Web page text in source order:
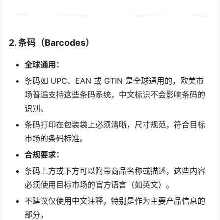
2. 条码（Barcodes）
全球通用：
条码如 UPC、EAN 或 GTIN 是全球通用的，欧美市
场普遍支持这些条码系统，中文标识不会影响条码的
识别。
条码打印在包装袋上必须清晰，尺寸规范，符合目标
市场的条码标准。
合规要求：
条码上方或下方可以附带商品名称或描述，这些内容
必须使用目标市场的官方语言（如英文）。
不建议仅使用中文注释，特别是作为主要产品信息的
部分。